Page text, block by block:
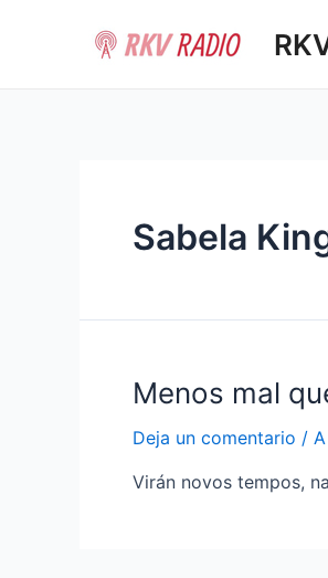
Sabela
Menos mal
Deja un comentario /
Virán novos tempos,